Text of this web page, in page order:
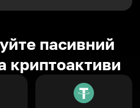
пасивний
криптоактиви